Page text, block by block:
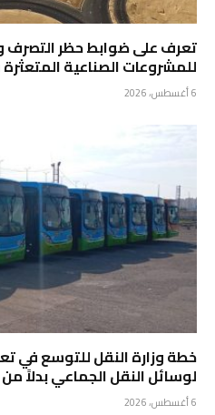
تعرف على ضوابط حظر التصرف
للمشروعات الصناعية
6 أغسطس، 2026
خطة وزارة النقل للتوسع في
لوسائل النقل الجماعي بدلاً
6 أغسطس، 2026